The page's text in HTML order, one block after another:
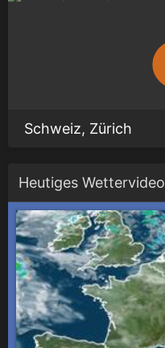
Schweiz, Zürich
Heutiges Wettervideo